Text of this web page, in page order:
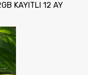
KAYITLI 12 AY